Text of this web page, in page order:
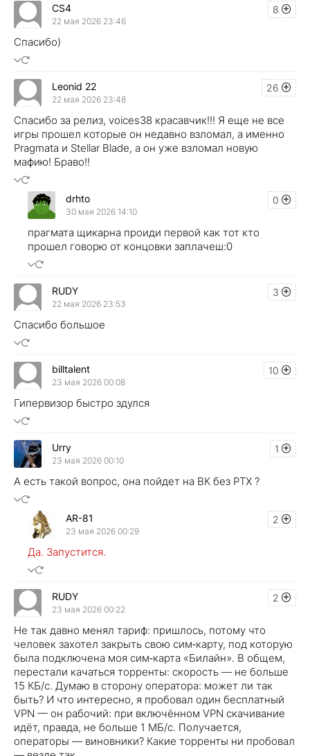
8
CS4
22 мая 2026 23:46
Спасибо)
26
Leonid 22
22 мая 2026 23:48
Спасибо за релиз, voices38 красавчик!!! Я еще не все
игры прошел которые он недавно взломал, а именно
Pragmata и Stellar Blade, а он уже взломал новую
мафию! Браво!!
0
drhto
30 мая 2026 14:10
прагмата щикарна проиди первой как тот кто
прошел говорю от концовки заплачеш:0
3
RUDY
22 мая 2026 23:53
Спасибо большое
10
billtalent
23 мая 2026 00:08
Гипервизор быстро здулся
1
Urry
23 мая 2026 00:10
А есть такой вопрос, она пойдет на ВК без РТХ ?
2
AR-81
23 мая 2026 00:29
Да. Запустится.
2
RUDY
23 мая 2026 00:22
Не так давно менял тариф: пришлось, потому что
человек захотел закрыть свою сим‑карту, под которую
была подключена моя сим‑карта «Билайн». В общем,
перестали качаться торренты: скорость — не больше
15 КБ/с. Думаю в сторону оператора: может ли так
быть? И что интересно, я пробовал один бесплатный
VPN — он рабочий: при включённом VPN скачивание
идёт, правда, не больше 1 МБ/с. Получается,
операторы — виновники? Какие торренты ни пробовал